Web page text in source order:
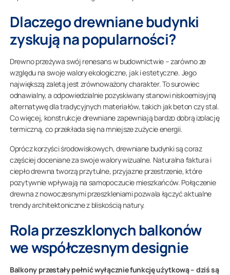
Dlaczego drewniane budynki
zyskują na popularności?
Drewno przeżywa swój renesans w budownictwie – zarówno ze
względu na swoje walory ekologiczne, jak i estetyczne. Jego
największą zaletą jest zrównoważony charakter. To surowiec
odnawialny, a odpowiedzialnie pozyskiwany stanowi niskoemisyjną
alternatywę dla tradycyjnych materiałów, takich jak beton czy stal.
Co więcej, konstrukcje drewniane zapewniają bardzo dobrą izolację
termiczną, co przekłada się na mniejsze zużycie energii.
Oprócz korzyści środowiskowych, drewniane budynki są coraz
częściej doceniane za swoje walory wizualne. Naturalna faktura i
ciepło drewna tworzą przytulne, przyjazne przestrzenie, które
pozytywnie wpływają na samopoczucie mieszkańców. Połączenie
drewna z nowoczesnymi przeszkleniami pozwala łączyć aktualne
trendy architektoniczne z bliskością natury.
Rola przeszklonych balkonów
we współczesnym designie
Balkony przestały pełnić wyłącznie funkcję użytkową – dziś są